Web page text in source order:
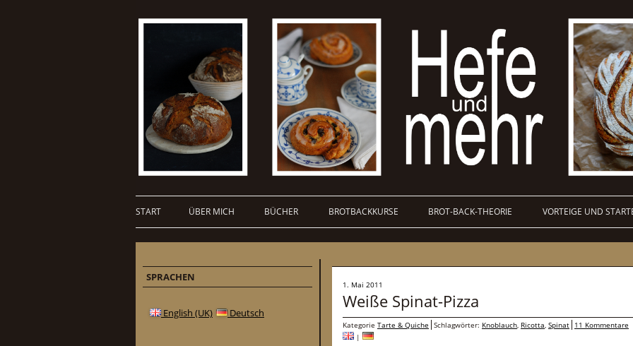
START ÜBER MICH BÜCHER BROTBACKKURSE BROT-BACK-THEORIE VORTEIGE UND
1. Mai 2011
Weiße Spinat-Pizza
Kategorie Tarte & Quiche Schlagwörter: Knoblauch, Ricotta, Spinat 11 Kommentare
|
SPRACHEN
English (UK) Deutsch